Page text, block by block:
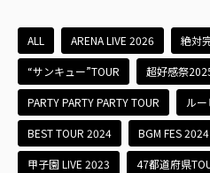
ALL ARENA LIVE 2026 絶対
“サンキュー”TOUR 超好感祭
PARTY PARTY PARTY TOUR ル
BEST TOUR 2024 BGM FES 2024
甲子園 LIVE 2023 47都道府県